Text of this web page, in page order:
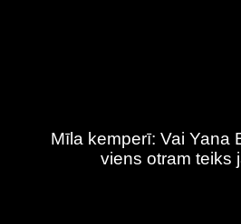
Mīla kemperī: Vai Yana
viens otram teiks